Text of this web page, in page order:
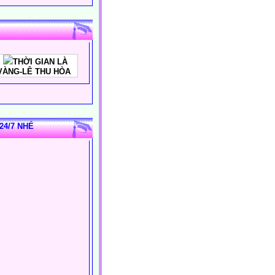
THỜI GIAN LÀ
LÊ THU HÒA
7 NHÉ